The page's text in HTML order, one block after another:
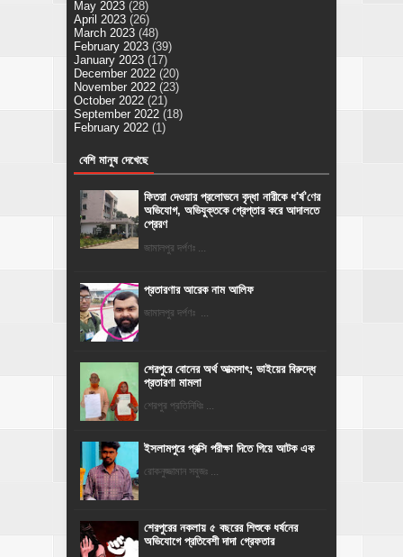
May 2023 (28)
April 2023 (26)
March 2023 (48)
February 2023 (39)
January 2023 (17)
December 2022 (20)
November 2022 (23)
October 2022 (21)
September 2022 (18)
February 2022 (1)
বেশি মানুষ দেখেছে
ফিতরা দেওয়ার প্রলোভনে বৃদ্ধা নারীকে ধ'র্ষ'ণের
অভিযোগ, অভিযুক্তকে গ্রেপ্তার করে আদালতে
প্রেরণ
জামালপুর দর্পণঃ ...
প্রতারণার আরেক নাম আলিফ
জামালপুর দর্পণঃ ...
শেরপুরে বোনের অর্থ আত্মসাৎ; ভাইয়ের বিরুদ্ধে
প্রতারণা মামলা
শেরপুর প্রতিনিধিঃ ...
ইসলামপুরে প্রক্সি পরীক্ষা দিতে গিয়ে আটক এক
রোকনুজ্জামান সবুজঃ ...
শেরপুরের নকলায় ৫ বছরের শিশুকে ধর্ষনের
অভিযোগে প্রতিবেশী দাদা গ্রেফতার